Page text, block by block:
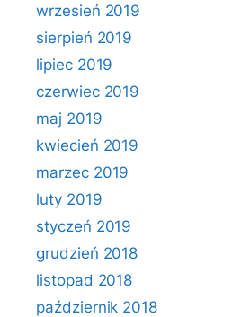
wrzesień 2019
sierpień 2019
lipiec 2019
czerwiec 2019
maj 2019
kwiecień 2019
marzec 2019
luty 2019
styczeń 2019
grudzień 2018
listopad 2018
październik 2018